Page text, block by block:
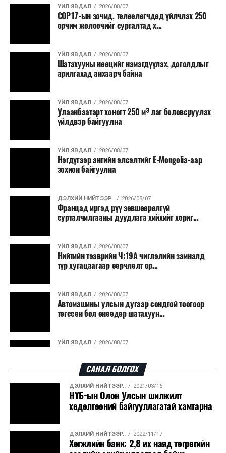
байгуулагдсан хугацаанаас хойш Газрын тухай хуульд
өөрчлөлт оруулж сум, орон нутгийн иргэдийн
болгосон ч өнөөдрийг хүртэл шийдэгдээгүй байна.
Тийм учраас энэ асуудлыг яаралтай шийдэх
Ерөнхий сайд илтгэлийнхээ төгсгөлд “2026 он бол
Шинэ итгэл, эрс шинэтгэл, бодит өөрчлөлтийн жил
байх болно. Биднээс илүү хариуцлага, илүү бодит үр
өсгөн арвижуулж, “Баялагтаа эзэн Монгол” эрхэм
зорилгыг үгээр бус үйл хэргээр, амлалтаар бус ажлын
үр дүнгээр нотлон харуулж ажиллана гэлээ.
Засгийн газрын гишүүд, аймаг, нийслэлийн ИТХ-ын
байна. Энэхүү уулзалт Монгол Улсын Засгийн газрын
Улсыг 2026-2030 онд хөгжүүлэх үндсэн чиглэл,
Монгол Улсын хөгжлийн жилийн төлөвлөгөө, 2026
аймаг, нийслэлийн ИТХ, Засаг даргын баримталж
ажиллах чиглэлийн талаар нэгдсэн ойлголт өгч,
санхүүжилт
татахаар зорьж байна. Нэг төслийн
дундаж санхүүжилтийн хэмжээ700 мянган
байхаар тооцжээ.
ҮЙЛ ЯВДАЛ 2026/08/07
COP17-ын зочид, төлөөлөгчдөд үйлчлэх 250
орчим жолоочийг сургалтад х...
ҮЙЛ ЯВДАЛ 2026/08/07
Шатахууны нөөцийг нэмэгдүүлэх, доголдлыг
арилгахад анхаарч байна
ҮЙЛ ЯВДАЛ 2026/08/07
Улаанбаатарт хоногт 250 м³ лаг боловсруулах
үйлдвэр байгуулна
ҮЙЛ ЯВДАЛ 2026/08/07
Нэгдүгээр ангийн элсэлтийг E-Mongolia-аар
зохион байгуулна
ДЭЛХИЙ НИЙТЭЭР.. 2026/08/07
Францад иргэд рүү зөвшөөрөлгүй
сурталчилгааны дуудлага хийхийг хориг...
ҮЙЛ ЯВДАЛ 2026/08/07
Нийтийн тээврийн Ч:19А чиглэлийн замналд
түр хугацаагаар өөрчлөлт ор...
ҮЙЛ ЯВДАЛ 2026/08/07
Автомашины улсын дугаар сондгой тоогоор
төгссөн бол өнөөдөр шатахуун...
ҮЙЛ ЯВДАЛ 2026/08/07
ДЭЛХИЙ НИЙТЭЭР.. 2026/08/06
“Уралдронзавод” компанийн ерөнхий
захирлын автомашиныг дэлбэлжээ...
ҮЙЛ ЯВДАЛ 2026/08/06
Сүхбаатар боомтоор тав хоногт 10 мянга гаруй
САНАЛ БОЛГОХ
ДЭЛХИЙ НИЙТЭЭР.. 2021/03/16
НҮБ-ын Олон Улсын шилжилт
хөдөлгөөний байгууллагатай хамтарна
ДЭЛХИЙ НИЙТЭЭР.. 2022/11/17
Хөгжлийн банк: 2,8 их наяд төгрөгийн